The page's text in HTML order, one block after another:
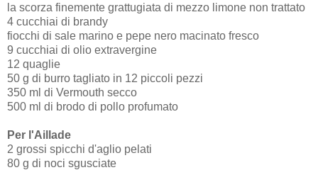
la scorza finemente grattugiata di mezzo limone non trattato
4 cucchiai di brandy
fiocchi di sale marino e pepe nero macinato fresco
9 cucchiai di olio extravergine
12 quaglie
50 g di burro tagliato in 12 piccoli pezzi
350 ml di Vermouth secco
500 ml di brodo di pollo profumato
Per l'Aillade
2 grossi spicchi d'aglio pelati
80 g di noci sgusciate